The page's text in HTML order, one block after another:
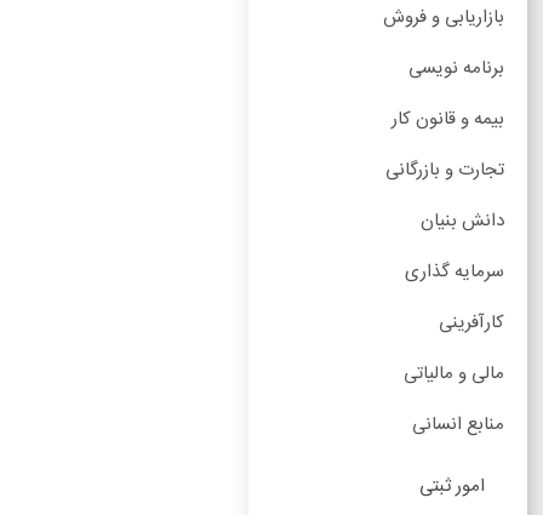
بازاریابی و فروش
برنامه نویسی
بیمه و قانون کار
تجارت و بازرگانی
دانش بنیان
سرمایه گذاری
کارآفرینی
مالی و مالیاتی
منابع انسانی
امور ثبتی